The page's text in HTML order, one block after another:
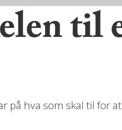
til
på hva som skal til for